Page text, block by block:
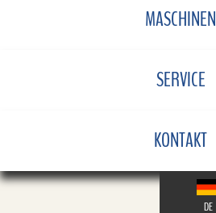
MASCHINEN
SERVICE
KONTAKT
DE